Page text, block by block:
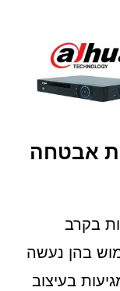
אבטחה
בקרב
בהן נעשה
בעיצוב